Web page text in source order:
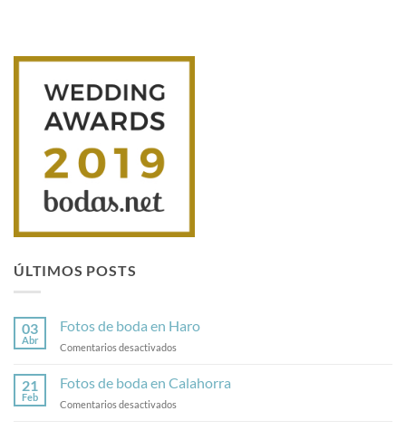
ÚLTIMOS POSTS
03
Abr
Fotos de boda en Haro
Comentarios desactivados
de
en
21
Feb
Fotos de boda en Calahorra
Comentarios desactivados